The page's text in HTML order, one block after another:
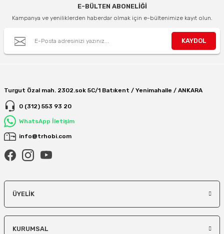
E-BÜLTEN ABONELİĞİ
Kampanya ve yeniliklerden haberdar olmak için e-bültenimize kayıt olun.
KAYDOL
Turgut Özal mah. 2302.sok 5C/1 Batıkent / Yenimahalle / ANKARA
0 (312) 553 93 20
WhatsApp İletişim
info@trhobi.com
ÜYELIK
KURUMSAL